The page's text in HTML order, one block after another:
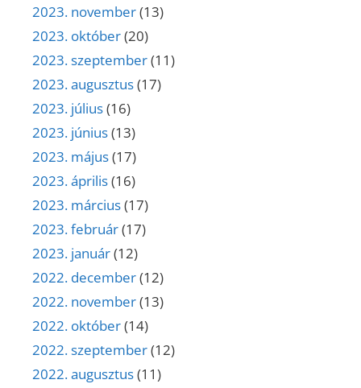
2023. november(13)
2023. október(20)
2023. szeptember(11)
2023. augusztus(17)
2023. július(16)
2023. június(13)
2023. május(17)
2023. április(16)
2023. március(17)
2023. február(17)
2023. január(12)
2022. december(12)
2022. november(13)
2022. október(14)
2022. szeptember(12)
2022. augusztus(11)